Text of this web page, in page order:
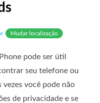
Mudar localização
pode ser útil
seu telefone ou
vezes você pode não
de privacidade e se